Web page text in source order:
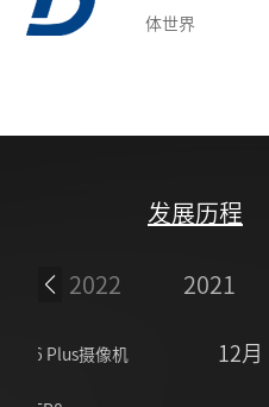
体世界
发展历程
2022 2021
12月
深圳财经生活频道